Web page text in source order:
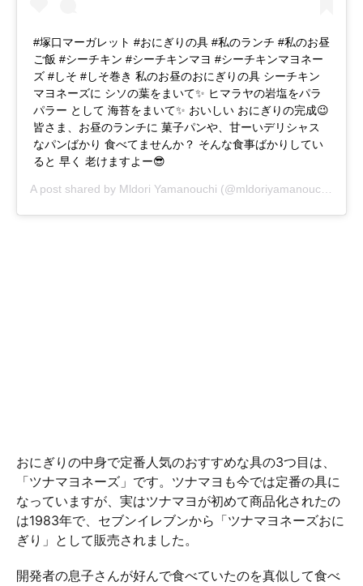
#塚口マーガレット #おにぎりの具 #私のランチ #私のお昼
ご飯 #シーチキン #シーチキンマヨ #シーチキンマヨネー
ズ #しそ #しそ巻き 私のお昼のおにぎりの具 シーチキン
マヨネーズに シソの葉をまいて✨ ヒマラヤの岩塩をパラ
パラー として 海苔をまいて✨ おいしい おにぎりの完成😉
皆さま、お昼のランチに 菓子パンや、甘ーいデリシャス
なパンばかり 食べてませんか？ そんな食事ばかりしてい
ると 早く 老けますよー😎
A post shared by Mldori Yamanouchi (@mldoriyamanouchi) on
おにぎりの中身で定番人気のおすすめな具の3つ目は、
「ツナマヨネーズ」です。ツナマヨも今では定番の具に
なっていますが、実はツナマヨが初めて商品化されたの
は1983年で、セブンイレブンから「ツナマヨネーズおに
ぎり」として販売されました。
開発者の息子さんが好んで食べていたのを真似して食べ